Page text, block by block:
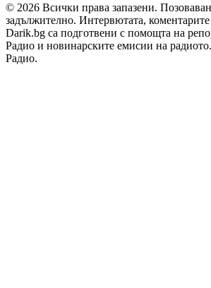
© 2026 Всички права запазени.
задължително. Интервютата,
Darik.bg са подготвени с помощта на
Радио и новинарските емисии на
Радио.